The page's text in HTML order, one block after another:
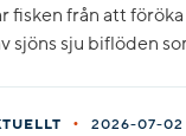
från att
sjöns sju biflöden
• 2026-07-02